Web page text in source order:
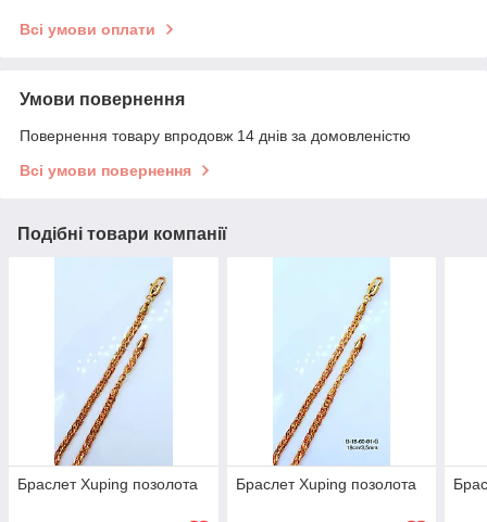
Всі умови оплати
Умови повернення
Повернення товару впродовж 14 днів за домовленістю
Всі умови повернення
Подібні товари компанії
Браслет Xuping позолота Браслет Xuping позолота